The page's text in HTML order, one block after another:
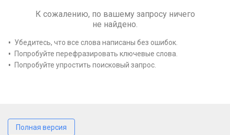
К сожалению, по вашему запросу ничего
не найдено.
Убедитесь, что все слова написаны без ошибок.
Попробуйте перефразировать ключевые слова.
Попробуйте упростить поисковый запрос.
Полная версия